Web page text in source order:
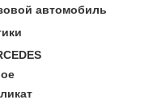
автомобиль